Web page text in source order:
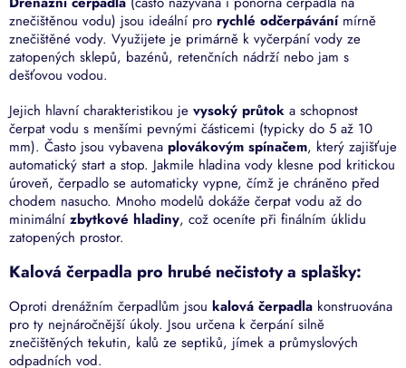
znečištěnou vodu) jsou ideální pro rychlé odčerpávánímírně
znečištěné vody. Využijete je primárně k vyčerpání vody ze
zatopených sklepů, bazénů, retenčních nádrží nebo jam s
dešťovou vodou.
Jejich hlavní charakteristikou je vysoký průtok a schopnost
čerpat vodu s menšími pevnými částicemi (typicky do 5 až 10
mm). Často jsou vybavena plovákovým spínačem, který zajišťuje
automatický start a stop. Jakmile hladina vody klesne pod kritickou
úroveň, čerpadlo se automaticky vypne, čímž je chráněno před
chodem nasucho. Mnoho modelů dokáže čerpat vodu až do
minimální zbytkové hladiny, což oceníte při finálním úklidu
zatopených prostor.
Kalová čerpadla pro hrubé nečistoty a splašky:
Oproti drenážním čerpadlům jsou kalová čerpadla konstruována
pro ty nejnáročnější úkoly. Jsou určena k čerpání silně
znečištěných tekutin, kalů ze septiků, jímek a průmyslových
odpadních vod.